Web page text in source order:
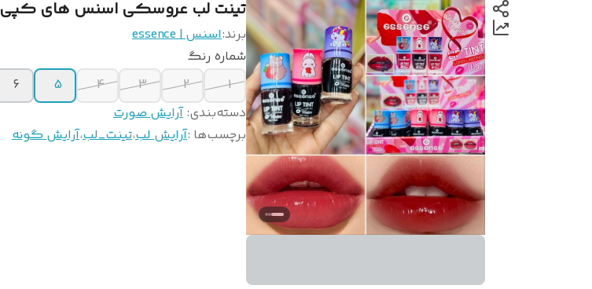
تینت لب عروسکی اسنس های کپی
برند:اسنس | essence
شماره رنگ
1
2
3
4
5
6
دسته‌بندی:آرایش صورت
برچسب‌ها :آرایش لب،تینت_لب،آرایش گونه